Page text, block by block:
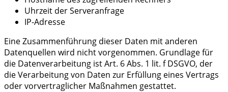
Uhrzeit der Serveranfrage
IP-Adresse
Eine Zusammenführung dieser Daten mit anderen
Datenquellen wird nicht vorgenommen. Grundlage für
die Datenverarbeitung ist Art. 6 Abs. 1 lit. f DSGVO, der
die Verarbeitung von Daten zur Erfüllung eines Vertrags
oder vorvertraglicher Maßnahmen gestattet.